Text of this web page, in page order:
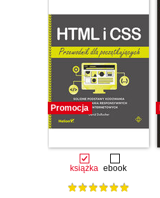
Promocja
książka ebook